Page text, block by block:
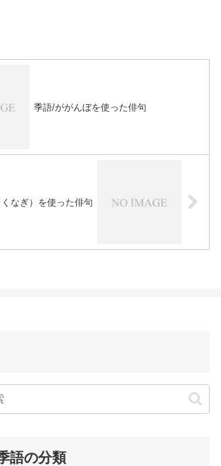
季語/ががんぼを使った俳句
なぎ）を使った俳句
語の分類